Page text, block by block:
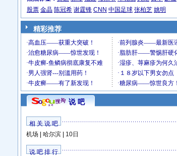
股票 金晶 陈冠希 谢霆锋 CNN 中国足球 张柏芝 姚明
精彩推荐
说 吧
相 关 说 吧
机场| 哈尔滨| 10日
说 吧 排 行